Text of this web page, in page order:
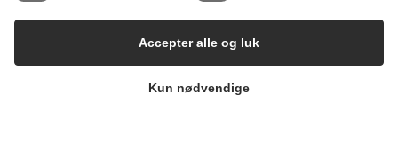
Kun nødvendige
Accepter alle og luk